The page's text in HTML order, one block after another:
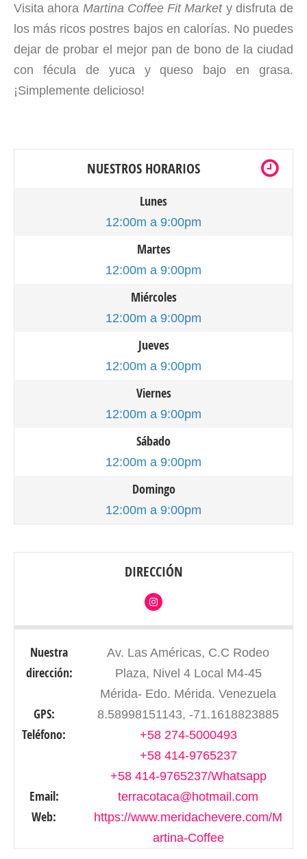
Visita ahora Martina Coffee Fit Market y disfruta de
los más ricos postres bajos en calorías. No puedes
dejar de probar el mejor pan de bono de la ciudad
con fécula de yuca y queso bajo en grasa.
¡Simplemente delicioso!
NUESTROS HORARIOS
Lunes
12:00m a 9:00pm
Martes
12:00m a 9:00pm
Miércoles
12:00m a 9:00pm
Jueves
12:00m a 9:00pm
Viernes
12:00m a 9:00pm
Sábado
12:00m a 9:00pm
Domingo
12:00m a 9:00pm
DIRECCIÓN
Nuestra
dirección:
Av. Las Américas, C.C Rodeo
Plaza, Nivel 4 Local M4-45
Mérida- Edo. Mérida. Venezuela
GPS: 8.58998151143, -71.1618823885
Teléfono:
+58 274-5000493
+58 414-9765237
+58 414-9765237/Whatsapp
Email: terracotaca@hotmail.com
Web:
https://www.meridachevere.com/M
artina-Coffee